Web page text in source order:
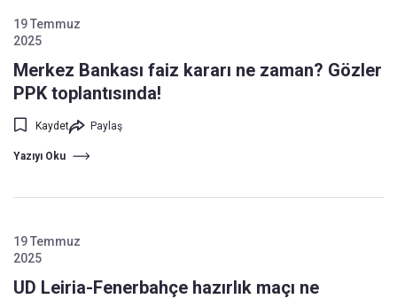
19 Temmuz
2025
Merkez Bankası faiz kararı ne zaman? Gözler
PPK toplantısında!
Kaydet Paylaş
Yazıyı Oku
19 Temmuz
2025
UD Leiria-Fenerbahçe hazırlık maçı ne